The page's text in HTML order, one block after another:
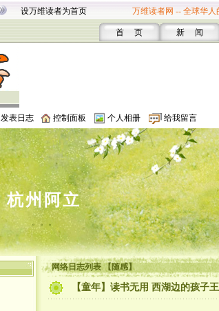
设万维读者为首页 万维读者网 -- 全球华人
首 页 新 闻
发表日志 控制面板 个人相册 给我留言
杭州阿立
。。。
网络日志列表 【随感】
【童年】读书无用 西湖边的孩子王